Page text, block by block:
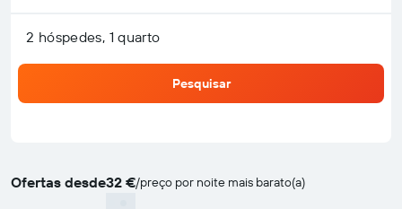
2 hóspedes, 1 quarto
Pesquisar
Ofertas desde32 €/preço por noite mais barato(a)